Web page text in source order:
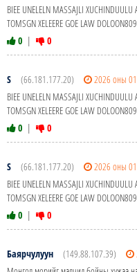
BIEE UNELELN MASSAJLI XUCHINDUULU
TOMSGN XELEERE GOE LAW
0 | 0
S (66.181.177.20)
2026 оны
BIEE UNELELN MASSAJLI XUCHINDUULU
TOMSGN XELEERE GOE LAW
0 | 0
S (66.181.177.20)
2026 оны
BIEE UNELELN MASSAJLI XUCHINDUULU
TOMSGN XELEERE GOE LAW
0 | 0
Баярчулуун (149.88.107.39)